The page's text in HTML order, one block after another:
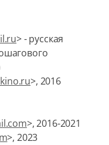
> - русская
>, 2016
>, 2016-2021
>, 2023